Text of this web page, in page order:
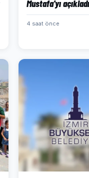
Mustafa'yı açıkladı
4 saat önce